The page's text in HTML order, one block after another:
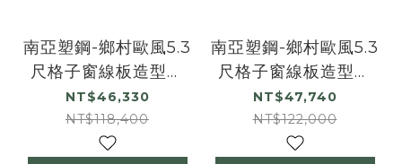
南亞塑鋼-鄉村歐風5.3
尺格子窗線板造型書
櫃/展示櫃/收納置物櫃
組合
NT$46,330
NT$118,400
南亞塑鋼-鄉村歐風5.3
尺格子窗線板造型書
櫃/展示櫃/收納置物櫃
組合
NT$47,740
NT$122,000